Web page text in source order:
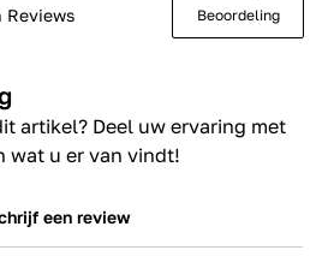
Reviews Beoordeling
artikel? Deel uw ervaring met
wat u er van vindt!
een review